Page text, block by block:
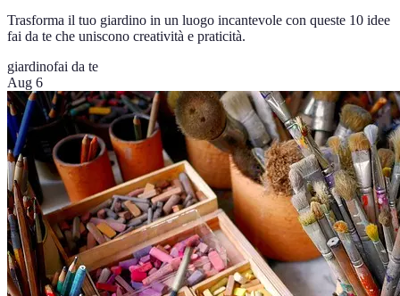
Trasforma il tuo giardino in un luogo incantevole con queste 10 idee
fai da te che uniscono creatività e praticità.
giardinofai da te
Aug 6